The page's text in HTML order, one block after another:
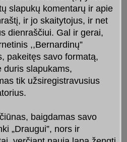
slapukų komentarų ir apie
ir jo skaitytojus, ir net
dienraščiui. Gal ir gerai,
,,Bernardinų”
pakeitęs savo formatą,
duris slapukams,
tik užsiregistravusius
baigdamas savo
„Draugui”, nors ir